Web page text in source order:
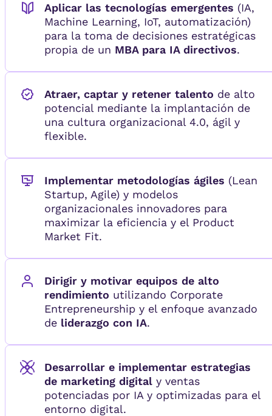
Aplicar las tecnologías emergentes (IA,
Machine Learning, IoT, automatización)
para la toma de decisiones estratégicas
propia de un MBA para IA directivos.
Atraer, captar y retener talento de alto
potencial mediante la implantación de
una cultura organizacional 4.0, ágil y
flexible.
Implementar metodologías ágiles (Lean
Startup, Agile) y modelos
organizacionales innovadores para
maximizar la eficiencia y el Product
Market Fit.
Dirigir y motivar equipos de alto
rendimiento utilizando Corporate
Entrepreneurship y el enfoque avanzado
de liderazgo con IA.
Desarrollar e implementar estrategias
de marketing digital y ventas
potenciadas por IA y optimizadas para el
entorno digital.